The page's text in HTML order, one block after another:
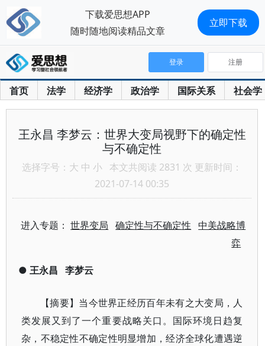
首页 法学 经济学 政治学 国际关系 社会学
登录 注册
王永昌 李梦云：世界大变局视野下的确定性
与不确定性
选择字号： 大 中 小 本文共阅读 2831 次 更新时间：
2021-07-14 00:35
进入专题：世界变局 确定性与不确定性
中美战略博
弈
● 王永昌 李梦云
【摘要】当今世界正经历百年未有之大变局，人
类发展又到了一个重要战略关口。国际环境日趋复
杂，不稳定性不确定性明显增加，经济全球化遭遇逆
下载爱思想APP
随时随地阅读精品文章
立即下载